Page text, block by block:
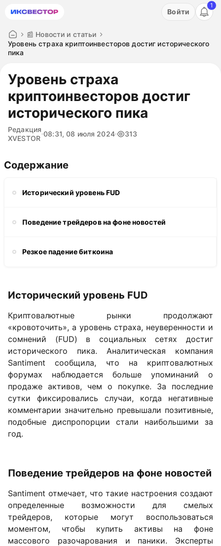
Акция: бесплатный пробный период на 3 дня!
Войти
1
📰 Новости и статьи
Уровень страха криптоинвесторов достиг исторического
пика
Уровень страха
криптоинвесторов достиг
исторического пика
Редакция
XVESTOR
08:31, 08 июля 2024 313
Содержание
Исторический уровень FUD
Поведение трейдеров на фоне новостей
Резкое падение биткоина
Исторический уровень FUD
Криптовалютные рынки продолжают
«кровоточить», а уровень страха, неуверенности и
сомнений (FUD) в социальных сетях достиг
исторического пика. Аналитическая компания
Santiment сообщила, что на криптовалютных
форумах наблюдается больше упоминаний о
продаже активов, чем о покупке. За последние
сутки фиксировались случаи, когда негативные
комментарии значительно превышали позитивные,
подобные диспропорции стали наибольшими за
год.
Поведение трейдеров на фоне новостей
Santiment отмечает, что такие настроения создают
определенные возможности для смелых
трейдеров, которые могут воспользоваться
моментом, чтобы купить активы на фоне
массового разочарования и паники. Эксперты